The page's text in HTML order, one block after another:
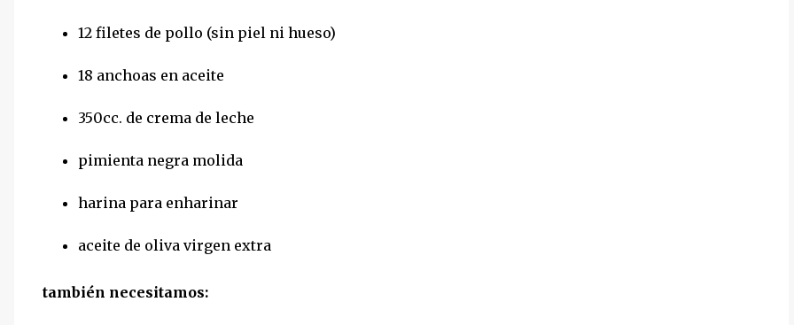
12 filetes de pollo (sin piel ni hueso)
18 anchoas en aceite
350cc. de crema de leche
pimienta negra molida
harina para enharinar
aceite de oliva virgen extra
también necesitamos: